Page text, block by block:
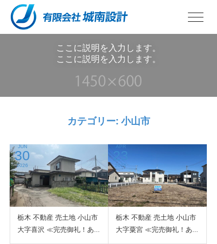
ここに説明を入力します。
ここに説明を入力します。
カテゴリー: 小山市
JUN
30
2026
栃木 不動産 売土地 小山市
大字喜沢 ≪完売御礼！あ...
APR
23
2026
栃木 不動産 売土地 小山市
大字粟宮 ≪完売御礼！あ...